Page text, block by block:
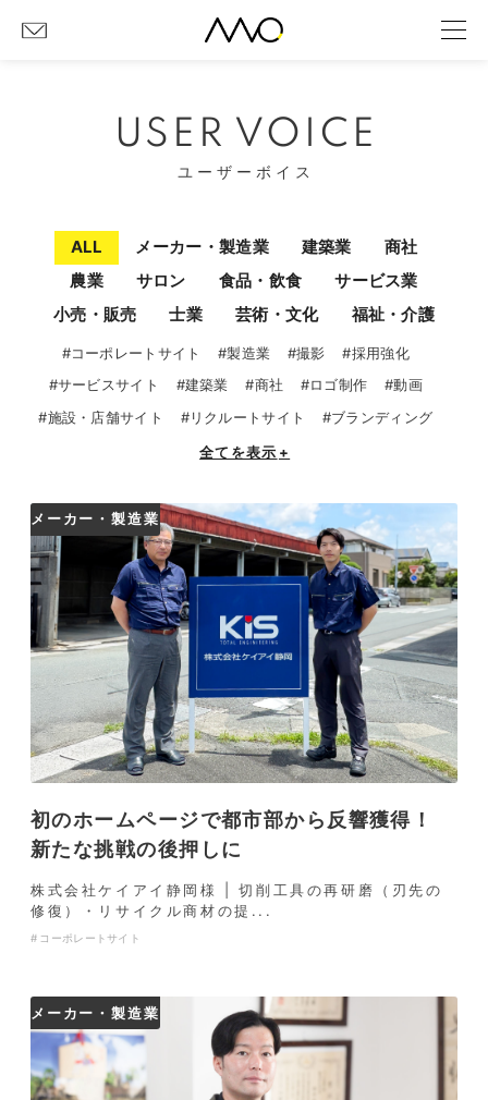
USER VOICE
ユーザーボイス
ALL メーカー・製造業 建築業
商社
農業
サロン 食品・飲食
サービス業
小売・販売
士業 芸術・文化 福祉・介護
#コーポレートサイト #製造業 #撮影
#採用強化
#サービスサイト
#建築業 #商社 #ロゴ制作
#動画
#施設・店舗サイト
#リクルートサイト #ブランディング
全てを表示 +
メーカー・製造業
初のホームページで都市部から反響獲得！
新たな挑戦の後押しに
株式会社ケイアイ静岡様 | 切削工具の再研磨（刃先の
修復）・リサイクル商材の提...
コーポレートサイト
メーカー・製造業